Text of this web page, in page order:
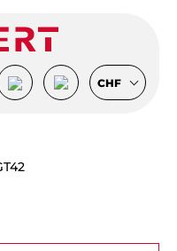
CHF